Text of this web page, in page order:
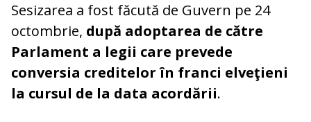
Sesizarea a fost făcută de Guvern pe 24
octombrie, după adoptarea de către
Parlament a legii care prevede
conversia creditelor în franci elveţieni
la cursul de la data acordării.